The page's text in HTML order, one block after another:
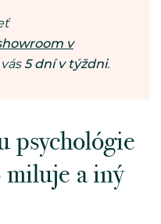
v
5 dní v týždni.
psychológie
a iný